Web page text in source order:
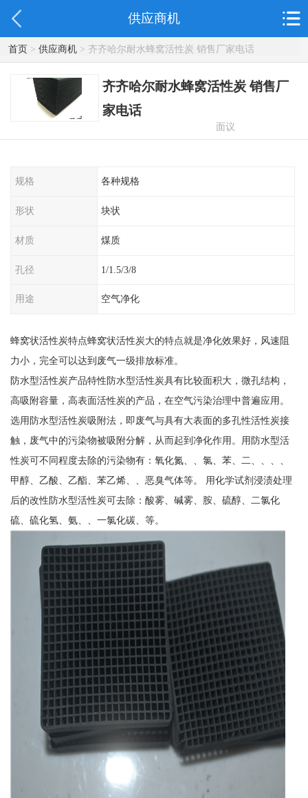
供应商机
首页> 供应商机> 齐齐哈尔耐水蜂窝活性炭 销售厂家电话
齐齐哈尔耐水蜂窝活性炭 销售厂
家电话
面议
规格 各种规格
形状 块状
材质 煤质
孔径 1/1.5/3/8
用途 空气净化
蜂窝状活性炭特点蜂窝状活性炭大的特点就是净化效果好，风速阻
力小，完全可以达到废气一级排放标准。
防水型活性炭产品特性防水型活性炭具有比较面积大，微孔结构，
高吸附容量，高表面活性炭的产品，在空气污染治理中普遍应用。
选用防水型活性炭吸附法，即废气与具有大表面的多孔性活性炭接
触，废气中的污染物被吸附分解，从而起到净化作用。用防水型活
性炭可不同程度去除的污染物有：氧化氮、、氯、苯、二、、、、
甲醇、乙酸、乙酯、苯乙烯、、恶臭气体等。 用化学试剂浸渍处理
后的改性防水型活性炭可去除：酸雾、碱雾、胺、硫醇、二氯化
硫、硫化氢、氨、、一氯化碳、等。